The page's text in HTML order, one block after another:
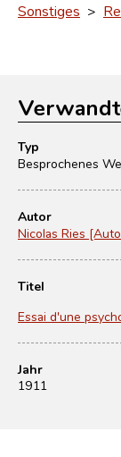
Sonstiges >
Typ
Besprochenes
Autor
Nicolas Ries
Titel
Essai d'une
Jahr
1911